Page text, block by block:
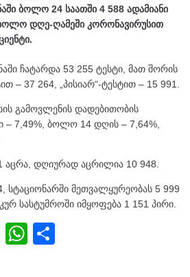
ბოლო 24 საათში 4 588 ადამიანი
დღე-ღამეში კორონავირუსით
ჩატარდა 53 255 ტესტი, მათ შორის
– 37 264, „პისიარ“-ტესტით – 15 991.
გამოვლენის დადებითობის
– 7,49%, ბოლო 14 დღის – 7,64%,
აცრა, დღიურად აცრილია 10 948.
სტაციონარში მეთვალყურეობას 5 999
სასტუმროში იმყოფება 1 151 პირი.
T
W